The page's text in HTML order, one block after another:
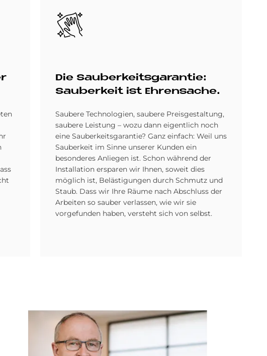
Bild
Die Sau­ber­keits­ga­ran­tie:
Sau­ber­keit ist Eh­ren­sache.
Saubere Technologien, saubere Preisgestaltung,
saubere Leistung – wozu dann eigentlich noch
eine Sauberkeitsgarantie? Ganz einfach: Weil uns
Sauberkeit im Sinne unserer Kunden ein
besonderes Anliegen ist. Schon während der
Installation ersparen wir Ihnen, soweit dies
möglich ist, Belästigungen durch Schmutz und
Staub. Dass wir Ihre Räume nach Abschluss der
Arbeiten so sauber verlassen, wie wir sie
vorgefunden haben, versteht sich von selbst.